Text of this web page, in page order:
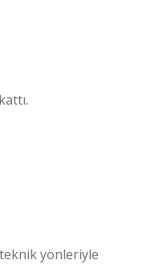
kattı.
teknik yönleriyle